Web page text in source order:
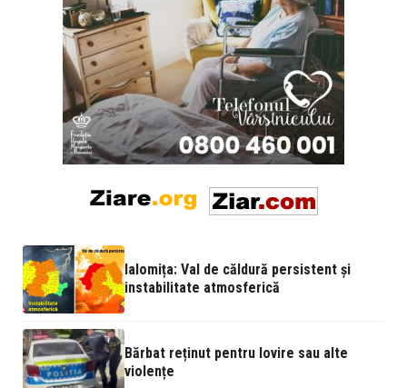
Ialomița: Val de căldură persistent și
instabilitate atmosferică
Bărbat reținut pentru lovire sau alte
violențe